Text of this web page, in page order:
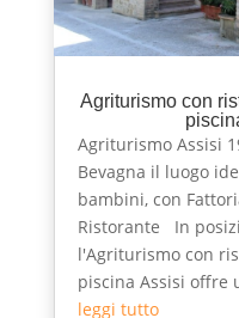
Agriturismo con
Agriturismo Assisi
Bevagna il luogo
bambini, con
Ristorante In
l'Agriturismo con
piscina Assisi offre
leggi tutto